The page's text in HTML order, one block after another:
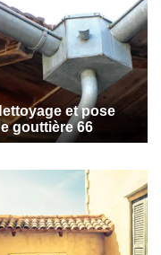
et pose
gouttière 66